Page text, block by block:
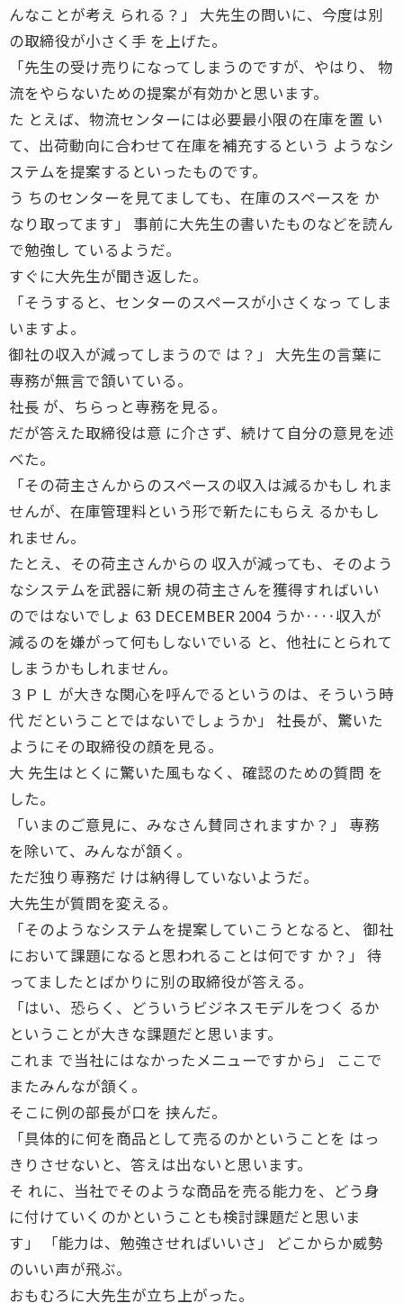
んなことが考え られる？」 大先生の問いに、今度は別
の取締役が小さく手 を上げた。
「先生の受け売りになってしまうのですが、やはり、 物
流をやらないための提案が有効かと思います。
た とえば、物流センターには必要最小限の在庫を置 い
て、出荷動向に合わせて在庫を補充するという ようなシ
ステムを提案するといったものです。
う ちのセンターを見てましても、在庫のスペースを か
なり取ってます」 事前に大先生の書いたものなどを読ん
で勉強し ているようだ。
すぐに大先生が聞き返した。
「そうすると、センターのスペースが小さくなっ てしま
いますよ。
御社の収入が減ってしまうので は？」 大先生の言葉に
専務が無言で頷いている。
社長 が、ちらっと専務を見る。
だが答えた取締役は意 に介さず、続けて自分の意見を述
べた。
「その荷主さんからのスペースの収入は減るかもし れま
せんが、在庫管理料という形で新たにもらえ るかもし
れません。
たとえ、その荷主さんからの 収入が減っても、そのよう
なシステムを武器に新 規の荷主さんを獲得すればいい
のではないでしょ 63 DECEMBER 2004 うか‥‥収入が
減るのを嫌がって何もしないでいる と、他社にとられて
しまうかもしれません。
３ＰＬ が大きな関心を呼んでるというのは、そういう時
代 だということではないでしょうか」 社長が、驚いた
ようにその取締役の顔を見る。
大 先生はとくに驚いた風もなく、確認のための質問 を
した。
「いまのご意見に、みなさん賛同されますか？」 専務
を除いて、みんなが頷く。
ただ独り専務だ けは納得していないようだ。
大先生が質問を変える。
「そのようなシステムを提案していこうとなると、 御社
において課題になると思われることは何です か？」 待
ってましたとばかりに別の取締役が答える。
「はい、恐らく、どういうビジネスモデルをつく るか
ということが大きな課題だと思います。
これま で当社にはなかったメニューですから」 ここで
またみんなが頷く。
そこに例の部長が口を 挟んだ。
「具体的に何を商品として売るのかということを はっ
きりさせないと、答えは出ないと思います。
そ れに、当社でそのような商品を売る能力を、どう身
に付けていくのかということも検討課題だと思いま
す」 「能力は、勉強させればいいさ」 どこからか威勢
のいい声が飛ぶ。
おもむろに大先生が立ち上がった。